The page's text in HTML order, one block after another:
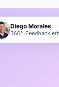
Diego Morales
360°-Feedback